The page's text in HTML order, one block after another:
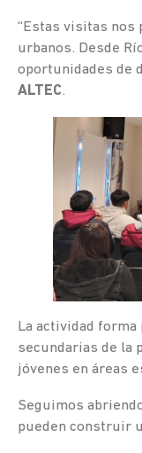
“Estas visitas nos
urbanos. Desde
oportunidades de
ALTEC.
La actividad
secundarias de la
jóvenes en áreas
Seguimos
pueden construir